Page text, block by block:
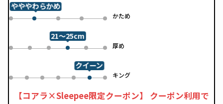
0 1
やややわらかめ
2 3 かため
4
0 1 2 3
21～25cm
4 厚め
5
0 1 2 3 4 5
クイーン
キング
6
【コアラ×Sleepee限定クーポン】 クーポン利用で